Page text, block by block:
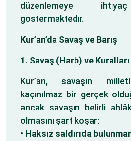
düzenlemeye
göstermektedir.
Kur’an’da Savaş ve Barış
1. Savaş (Harb) ve Kuralları
Kur’an, savaşın
kaçınılmaz bir gerçek
ancak savaşın belirli
olmasını şart koşar:
• Haksız saldırıda